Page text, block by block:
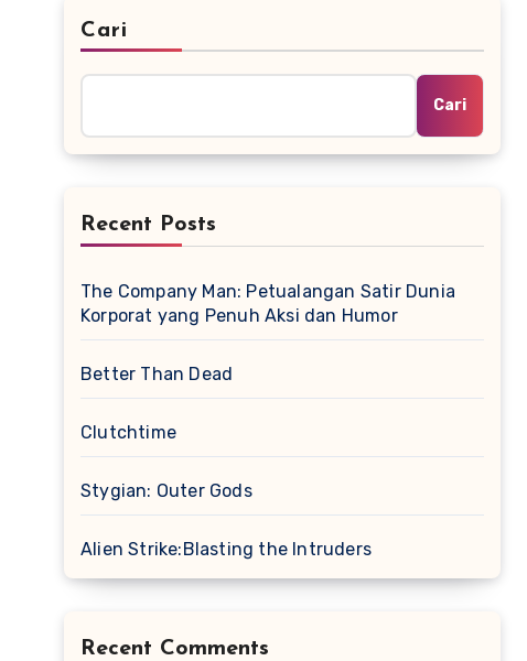
Cari
Cari
Recent Posts
The Company Man: Petualangan Satir Dunia
Korporat yang Penuh Aksi dan Humor
Better Than Dead
Clutchtime
Stygian: Outer Gods
Alien Strike:Blasting the Intruders
Recent Comments